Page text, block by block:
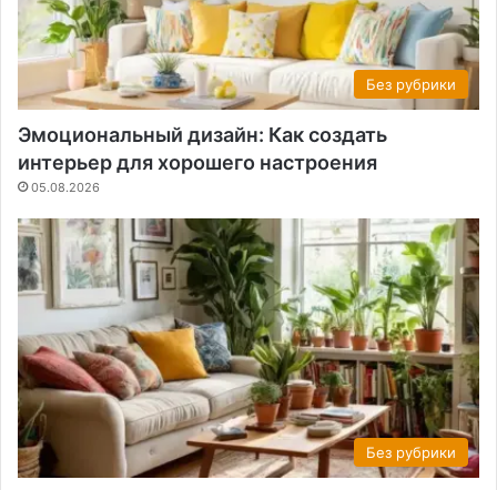
Без рубрики
Эмоциональный дизайн: Как создать
интерьер для хорошего настроения
05.08.2026
Без рубрики